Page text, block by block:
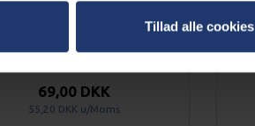
Tillad alle cookies
DIESEL GENERATOR
69,00 DKK
55,20 DKK u/Moms